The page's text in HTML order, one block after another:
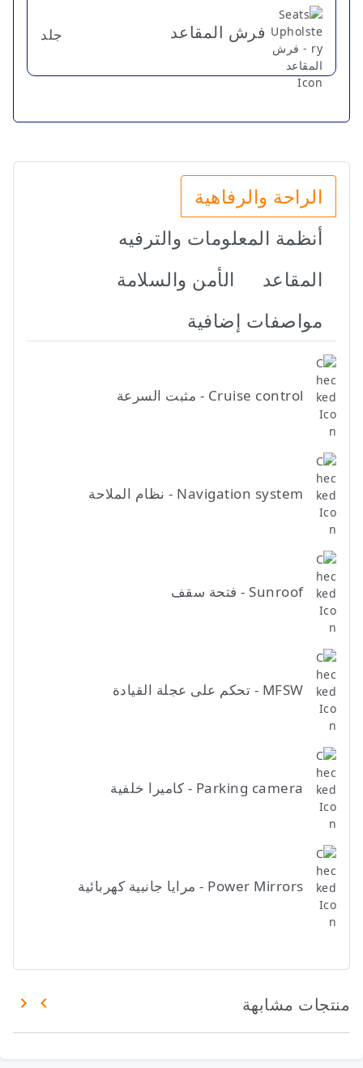
فرش المقاعد جلد
الراحة والرفاهية
أنظمة المعلومات والترفيه
المقاعد
الأمن والسلامة
مواصفات إضافية
Cruise control - مثبت السرعة
Navigation system - نظام الملاحة
Sunroof - فتحة سقف
MFSW - تحكم على عجلة القيادة
Parking camera - كاميرا خلفية
Power Mirrors - مرايا جانبية كهربائية
منتجات مشابهة